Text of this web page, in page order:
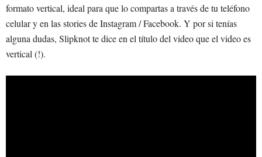
formato vertical, ideal para que lo compartas a través de tu teléfono
celular y en las stories de Instagram / Facebook. Y por si tenías
alguna dudas, Slipknot te dice en el título del video que el video es
vertical (!).